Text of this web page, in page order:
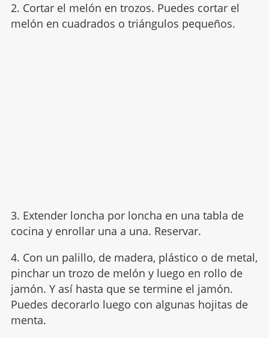
2. Cortar el melón en trozos. Puedes cortar el
melón en cuadrados o triángulos pequeños.
3. Extender loncha por loncha en una tabla de
cocina y enrollar una a una. Reservar.
4. Con un palillo, de madera, plástico o de metal,
pinchar un trozo de melón y luego en rollo de
jamón. Y así hasta que se termine el jamón.
Puedes decorarlo luego con algunas hojitas de
menta.